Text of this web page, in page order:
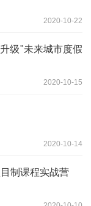
2020-10-22
级"未来城市度假
2020-10-15
2020-10-14
制课程实战营